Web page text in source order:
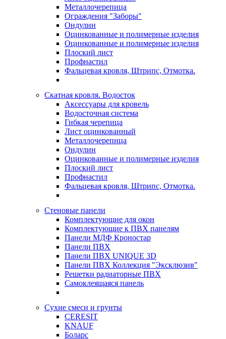
Металлочерепица
Ограждения "Заборы"
Ондулин
Оцинкованные и полимерные изделия
Оцинкованные и полимерные изделия
Плоский лист
Профнастил
Фальцевая кровля, Штрипс, Отмотка.
Скатная кровля. Водосток
Аксессуары для кровель
Водосточная система
Гибкая черепица
Лист оцинкованный
Металлочерепица
Ондулин
Оцинкованные и полимерные изделия
Плоский лист
Профнастил
Фальцевая кровля, Штрипс, Отмотка.
Стеновые панели
Комплектующие для окон
Комплектующие к ПВХ панелям
Панели МДФ Кроностар
Панели ПВХ
Панели ПВХ UNIQUE 3D
Панели ПВХ Коллекция "Эксклюзив"
Решетки радиаторные ПВХ
Самоклеящаяся панель
Сухие смеси и грунты
CERESIT
KNAUF
Боларс